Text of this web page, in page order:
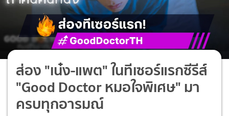
ส่อง "เน๋ง-แพต" ในทีเซอร์แรกซีรีส์
"Good Doctor หมอใจพิเศษ" มา
ครบทุกอารมณ์